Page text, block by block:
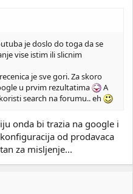
je doslo do toga da se
vise istim ili slicnim
je sve gori. Za skoro
u prvim rezultatima
A
search na forumu.. eh
onda bi trazia na google i
od prodavaca
za misljenje...